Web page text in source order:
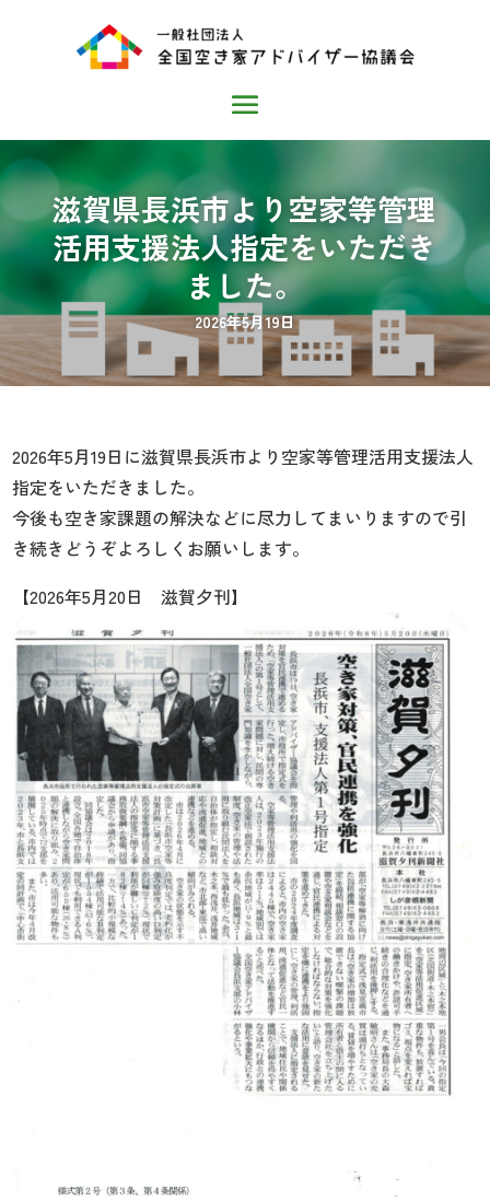
滋賀県長浜市より空家等管理
活用支援法人指定をいただき
ました。
2026年5月19日
2026年5月19日に滋賀県長浜市より空家等管理活用支援法人
指定をいただきました。
今後も空き家課題の解決などに尽力してまいりますので引
き続きどうぞよろしくお願いします。
【2026年5月20日 滋賀夕刊】